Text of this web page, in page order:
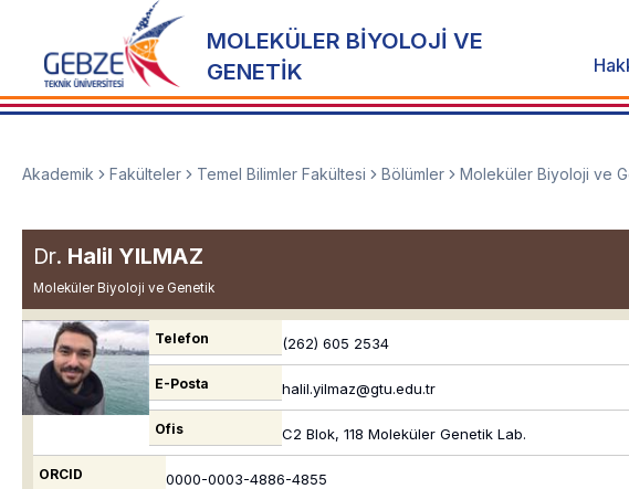
MOLEKÜLER BİYOLOJİ VE
GENETİK
Akademik Fakülteler Temel Bilimler Fakültesi Bölümler Moleküler Biyoloji ve
Dr. Halil YILMAZ
Moleküler Biyoloji ve Genetik
Telefon (262) 605 2534
E-Posta halil.yilmaz@gtu.edu.tr
Ofis C2 Blok, 118 Moleküler Genetik Lab.
ORCID 0000-0003-4886-4855